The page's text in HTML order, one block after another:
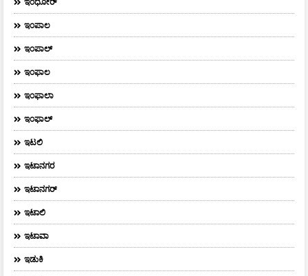
ಇಂಪಾಲ
ಇಂಪಾಲ್‌
ಇಂಫಾಲ
ಇಂಫಾಲಾ
ಇಂಫಾಲ್
ಇಟಲಿ
ಇಟಾನಗರ
ಇಟಾನಗರ್‌
ಇಟಾಲಿ
ಇಟಾವಾ
ಇಡುಕಿ